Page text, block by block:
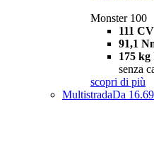
Monster 100
111 CV
91,1
175 kg
senza
scopri di più
MultistradaDa